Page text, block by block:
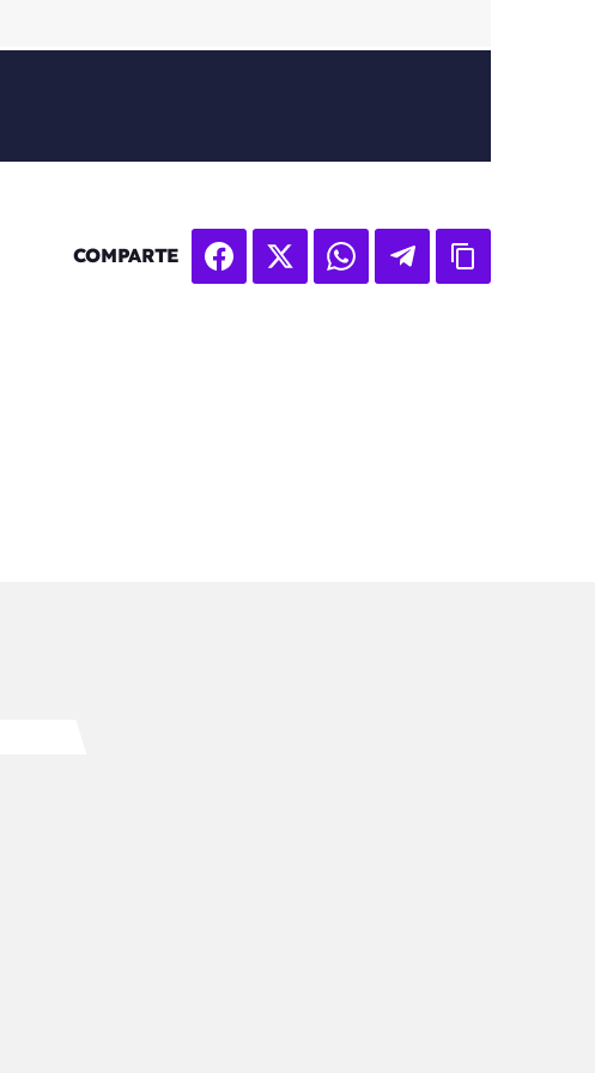
COMPARTE